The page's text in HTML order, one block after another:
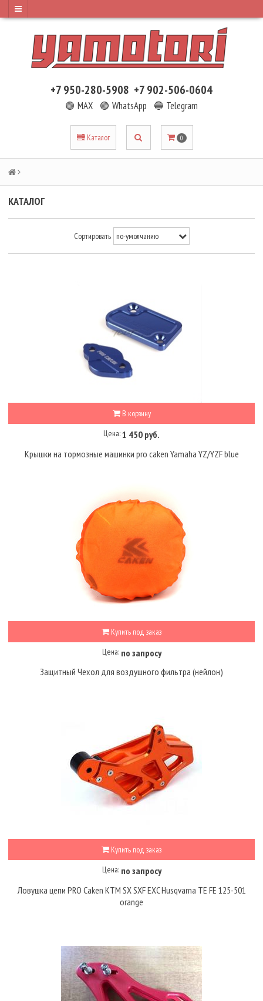
+7 950-280-5908 +7 902-506-0604
🟢 MAX 🟢 WhatsApp 🔵 Telegram
Каталог 0
КАТАЛОГ
Сортировать
В корзину
Цена:1 450 руб.
Крышки на тормозные машинки pro caken Yamaha YZ/YZF blue
Купить под заказ
Цена: по запросу
Защитный Чехол для воздушного фильтра (нейлон)
Купить под заказ
Цена: по запросу
Ловушка цепи PRO Caken KTM SX SXF EXC Husqvarna TE FE 125-501
orange